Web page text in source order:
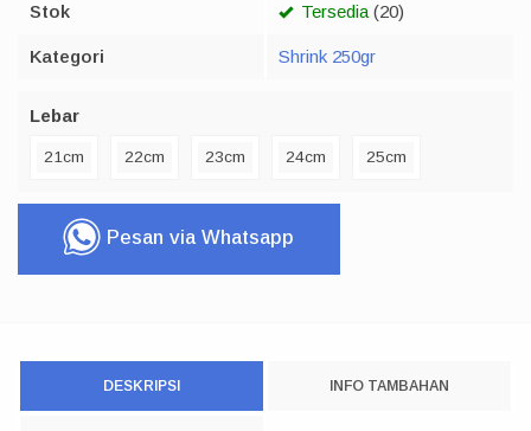
Stok Tersedia (20)
Kategori Shrink 250gr
Lebar
21cm 22cm 23cm 24cm 25cm
Pesan via Whatsapp
DESKRIPSI INFO TAMBAHAN